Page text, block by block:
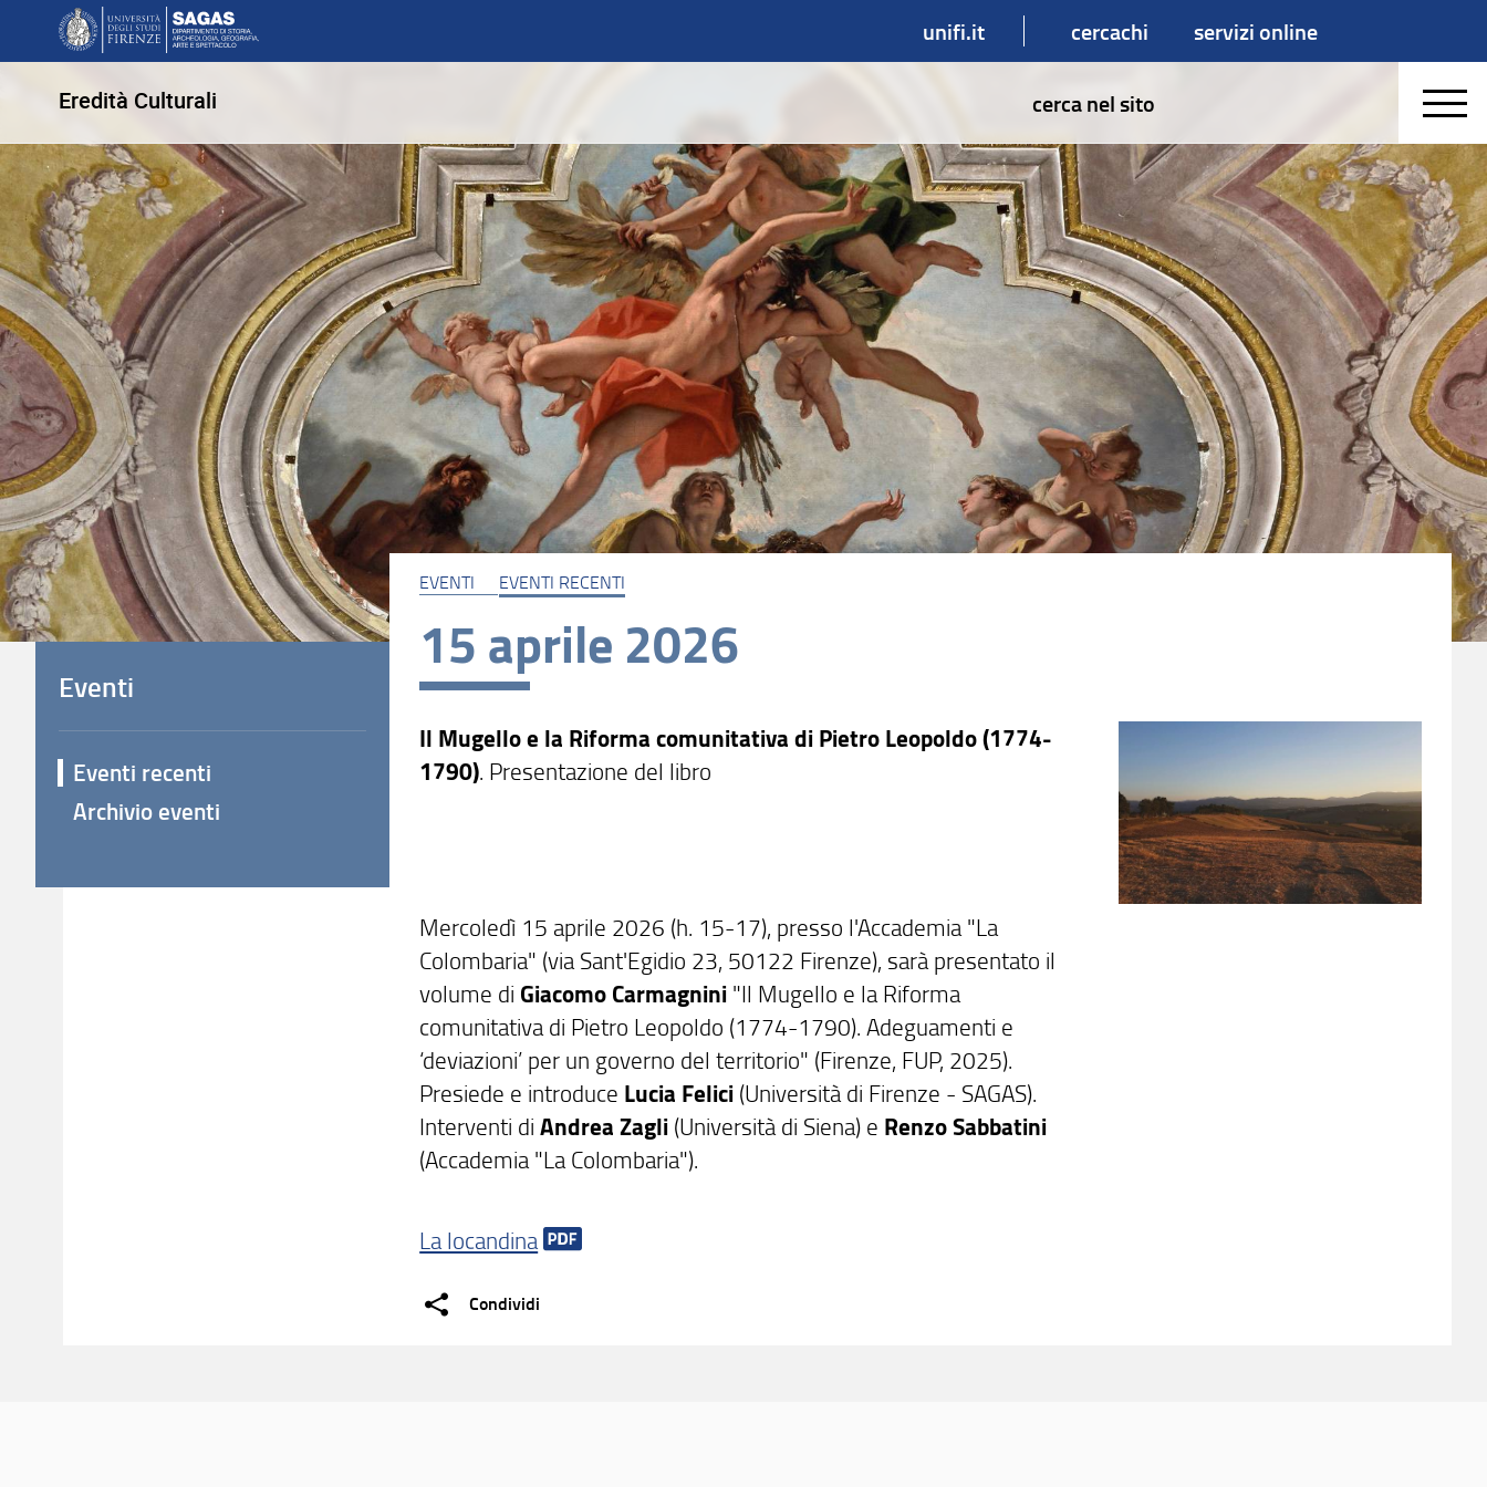
unifi.it cercachi servizi online
Eredità Culturali cerca nel sito
EVENTI EVENTI RECENTI
15 aprile 2026
Il Mugello e la Riforma comunitativa di Pietro Leopoldo (1774-
1790). Presentazione del libro
Mercoledì 15 aprile 2026 (h. 15-17), presso l'Accademia "La
Colombaria" (via Sant'Egidio 23, 50122 Firenze), sarà presentato il
volume di Giacomo Carmagnini "Il Mugello e la Riforma
comunitativa di Pietro Leopoldo (1774-1790). Adeguamenti e
‘deviazioni’ per un governo del territorio" (Firenze, FUP, 2025).
Presiede e introduce Lucia Felici (Università di Firenze - SAGAS).
Interventi diAndrea Zagli (Università di Siena) e Renzo Sabbatini
(Accademia "La Colombaria").
La locandina
Condividi
Eventi
Eventi recenti
Archivio eventi